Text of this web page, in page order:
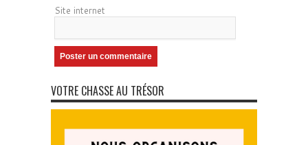
Site internet
VOTRE CHASSE AU TRÉSOR